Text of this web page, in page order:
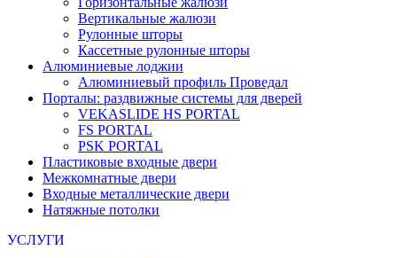
Вертикальные жалюзи
Рулонные шторы
Кассетные рулонные шторы
Алюминиевые лоджии
Алюминиевый профиль Проведал
Порталы: раздвижные системы для дверей
VEKASLIDE HS PORTAL
FS PORTAL
PSK PORTAL
Пластиковые входные двери
Межкомнатные двери
Входные металлические двери
Натяжные потолки
УСЛУГИ